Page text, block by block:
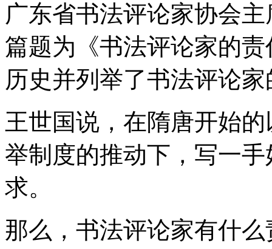
广东省书法评论家协会
篇题为《书法评论家的
历史并列举了书法评论
王世国说，在隋唐开始
举制度的推动下，写一
求。
那么，书法评论家有什